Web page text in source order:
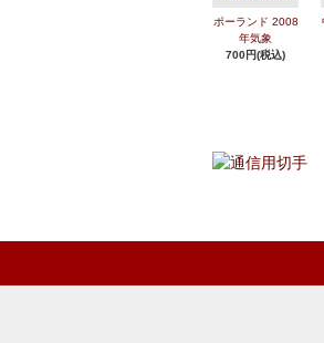
ポーランド 2008
年気象
700円(税込)